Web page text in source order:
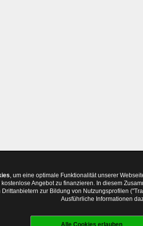
, um eine optimale Funktionalität unserer
kostenlose Angebot zu finanzieren. In diesem
Drittanbietern zur Bildung von Nutzungsprofilen
Ausführliche Informationen
Alle Cookies erlauben